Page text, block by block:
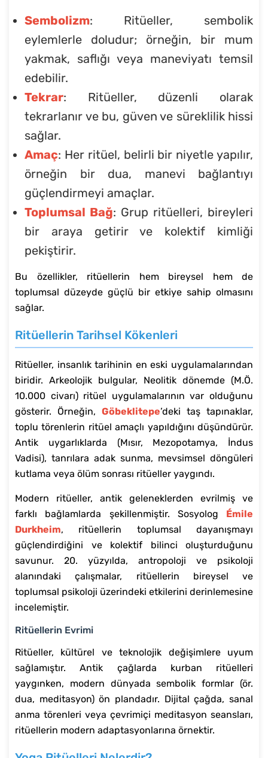
Sembolizm: Ritüeller, sembolik
eylemlerle doludur; örneğin, bir mum
yakmak, saflığı veya maneviyatı temsil
edebilir.
Tekrar: Ritüeller, düzenli olarak
tekrarlanır ve bu, güven ve süreklilik hissi
sağlar.
Amaç: Her ritüel, belirli bir niyetle yapılır,
örneğin bir dua, manevi bağlantıyı
güçlendirmeyi amaçlar.
Toplumsal Bağ: Grup ritüelleri, bireyleri
bir araya getirir ve kolektif kimliği
pekiştirir.
Bu özellikler, ritüellerin hem bireysel hem de
toplumsal düzeyde güçlü bir etkiye sahip olmasını
sağlar.
Ritüellerin Tarihsel Kökenleri
Ritüeller, insanlık tarihinin en eski uygulamalarından
biridir. Arkeolojik bulgular, Neolitik dönemde (M.Ö.
10.000 civarı) ritüel uygulamalarının var olduğunu
gösterir. Örneğin, Göbeklitepe’deki taş tapınaklar,
toplu törenlerin ritüel amaçlı yapıldığını düşündürür.
Antik uygarlıklarda (Mısır, Mezopotamya, İndus
Vadisi), tanrılara adak sunma, mevsimsel döngüleri
kutlama veya ölüm sonrası ritüeller yaygındı.
Modern ritüeller, antik geleneklerden evrilmiş ve
farklı bağlamlarda şekillenmiştir. Sosyolog Émile
Durkheim, ritüellerin toplumsal dayanışmayı
güçlendirdiğini ve kolektif bilinci oluşturduğunu
savunur. 20. yüzyılda, antropoloji ve psikoloji
alanındaki çalışmalar, ritüellerin bireysel ve
toplumsal psikoloji üzerindeki etkilerini derinlemesine
incelemiştir.
Ritüellerin Evrimi
Ritüeller, kültürel ve teknolojik değişimlere uyum
sağlamıştır. Antik çağlarda kurban ritüelleri
yaygınken, modern dünyada sembolik formlar (ör.
dua, meditasyon) ön plandadır. Dijital çağda, sanal
anma törenleri veya çevrimiçi meditasyon seansları,
ritüellerin modern adaptasyonlarına örnektir.